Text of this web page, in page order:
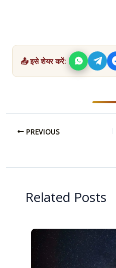
📤 इसे शेयर करें:
PREVIOUS
Related Posts